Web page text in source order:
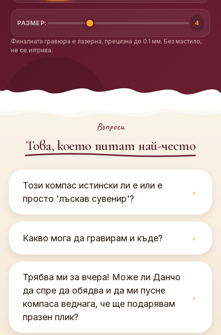
РАЗМЕР: 4
Финалната гравюра е лазерна, прецизна до 0.1 мм. Без мастило,
не се изтрива.
Въпроси
Това, което питат най-често
Този компас истински ли е или е
просто 'лъскав сувенир'?
+
Напълно функционален е.Месингът не е
работи, дори когато интернетът ти спре и се
загубиш, не ни звъни. Компасът е твой,
територията е маркирана.
Какво мога да гравирам и къде? +
Имаш две страни за изява, но не се
гравирамевътрешната част на капака- там е
мястото за твоите дълбоки мисли, символи или
инициали.
Концепция:Купуваш компас, за да покажеш
посока, а не да пренаписваш „Под игото“.
Трябва ми за вчера! Може ли Данчо
да спре да обядва и да ми пусне
компаса веднага, че ще подарявам
празен плик?
+